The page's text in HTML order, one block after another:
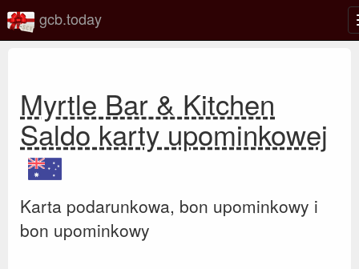
gcb.today
Myrtle Bar & Kitchen
Saldo karty upominkowej
Karta podarunkowa, bon upominkowy i
bon upominkowy